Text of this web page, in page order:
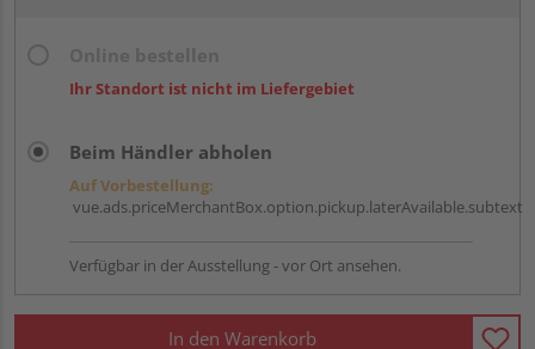
Ihr Standort ist nicht im Liefergebiet
Beim Händler abholen
Auf Vorbestellung:
vue.ads.priceMerchantBox.option.pickup.laterAvailable.subtext
Verfügbar in der Ausstellung - vor Ort ansehen.
In den Warenkorb